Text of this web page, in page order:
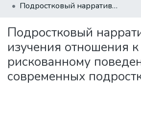
Statistics
Подростковый нарратив как метод изучения отношения к рискованному поведению у современных подростков
Подростковый
изучения отношения к
рискованному
современных